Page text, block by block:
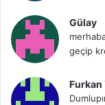
Gülay
geçip
Furkan